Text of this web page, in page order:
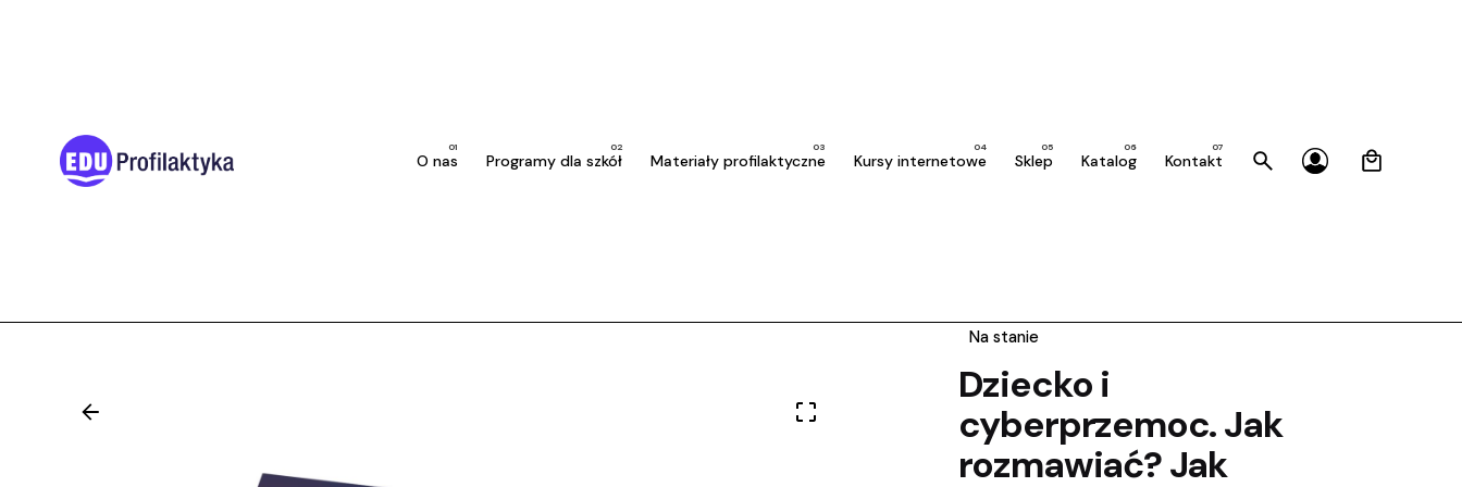
O nas Programy dla szkół Materiały profilaktyczne Kursy internetowe Sklep Katalog Kontakt
Na stanie
Dziecko i
cyberprzemoc. Jak
rozmawiać? Jak